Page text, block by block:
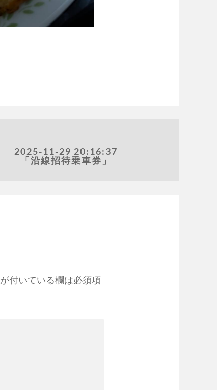
2025-11-29 20:16:37
「沿線招待乗車券」
が付いている欄は必須項